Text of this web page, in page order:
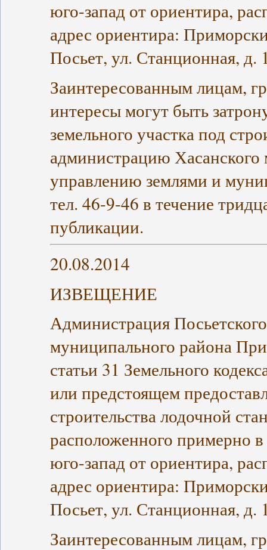
юго-запад от ориентира,
адрес ориентира:
Посьет, ул. Станционная, д.
Заинтересованным лицам,
интересы могут быть
земельного участка под
администрацию
управлению землями и
тел. 46-9-46 в течение
публикации.
20.08.2014
ИЗВЕЩЕНИЕ
Администрация
муниципального района
статьи 31 Земельного
или предстоящем
строительства лодочной
расположенного примерно
юго-запад от ориентира,
адрес ориентира:
Посьет, ул. Станционная, д.
Заинтересованным лицам,